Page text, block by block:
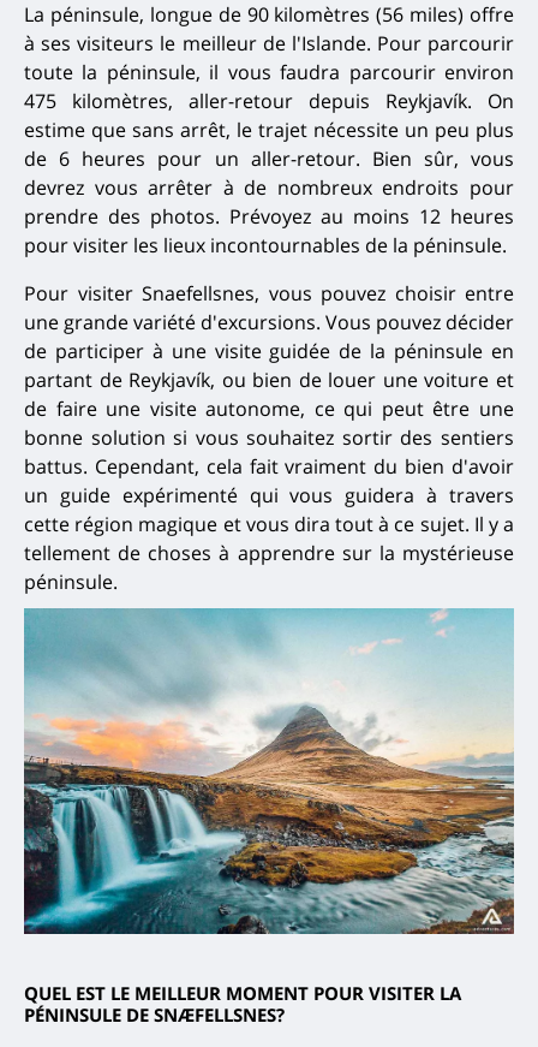
La péninsule, longue de 90 kilomètres (56 miles) offre
à ses visiteurs le meilleur de l'Islande. Pour parcourir
toute la péninsule, il vous faudra parcourir environ
475 kilomètres, aller-retour depuis Reykjavík. On
estime que sans arrêt, le trajet nécessite un peu plus
de 6 heures pour un aller-retour. Bien sûr, vous
devrez vous arrêter à de nombreux endroits pour
prendre des photos. Prévoyez au moins 12 heures
pour visiter les lieux incontournables de la péninsule.
Pour visiter Snaefellsnes, vous pouvez choisir entre
une grande variété d'excursions. Vous pouvez décider
de participer à une visite guidée de la péninsule en
partant de Reykjavík, ou bien de louer une voiture et
de faire une visite autonome, ce qui peut être une
bonne solution si vous souhaitez sortir des sentiers
battus. Cependant, cela fait vraiment du bien d'avoir
un guide expérimenté qui vous guidera à travers
cette région magique et vous dira tout à ce sujet. Il y a
tellement de choses à apprendre sur la mystérieuse
péninsule.
QUEL EST LE MEILLEUR MOMENT POUR VISITER LA
PÉNINSULE DE SNÆFELLSNES?